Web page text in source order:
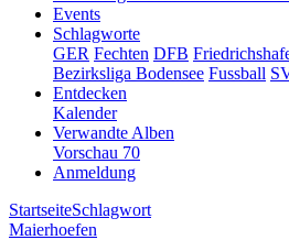
Events
Schlagworte
GER Fechten DFB
Bezirksliga Bodensee Fussball
Entdecken
Kalender
Verwandte Alben
Vorschau 70
Anmeldung
StartseiteSchlagwort
Maierhoefen